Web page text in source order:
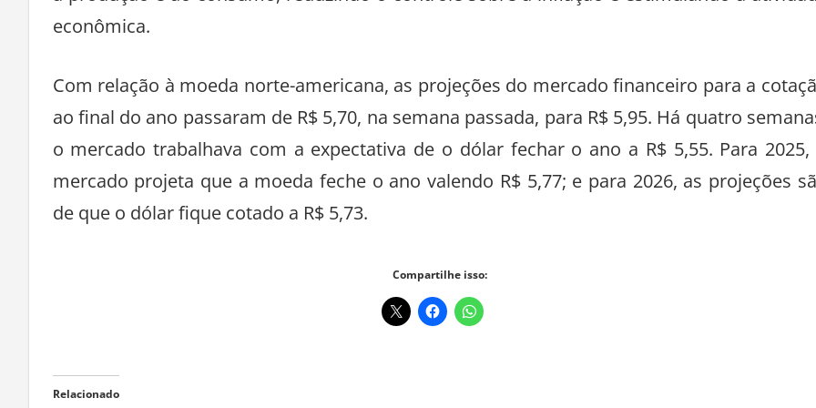
econômica.
Com relação à moeda norte-americana, as projeções do mercado financeiro para a
ao final do ano passaram de R$ 5,70, na semana passada, para R$ 5,95. Há quatro
o mercado trabalhava com a expectativa de o dólar fechar o ano a R$ 5,55. Para 2025,
mercado projeta que a moeda feche o ano valendo R$ 5,77; e para 2026, as projeções
de que o dólar fique cotado a R$ 5,73.
Compartilhe isso: